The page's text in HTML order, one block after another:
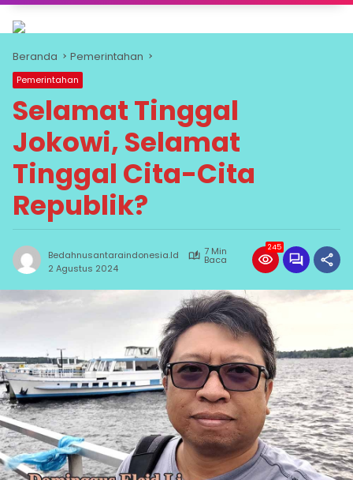
Beranda Pemerintahan
Pemerintahan
Selamat Tinggal
Jokowi, Selamat
Tinggal Cita-Cita
Republik?
Bedahnusantaraindonesia.id 7 Min
Baca
2 Agustus 2024
245